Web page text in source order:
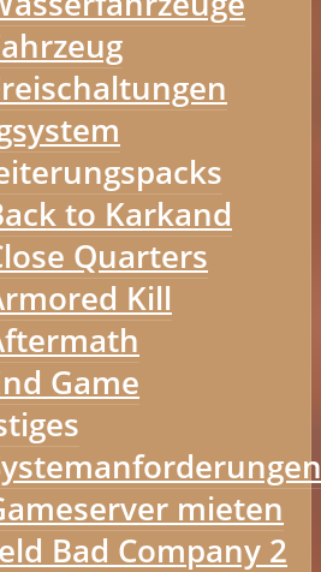
to Karkand
Quarters
Kill
Game
mieten
Bad Company 2